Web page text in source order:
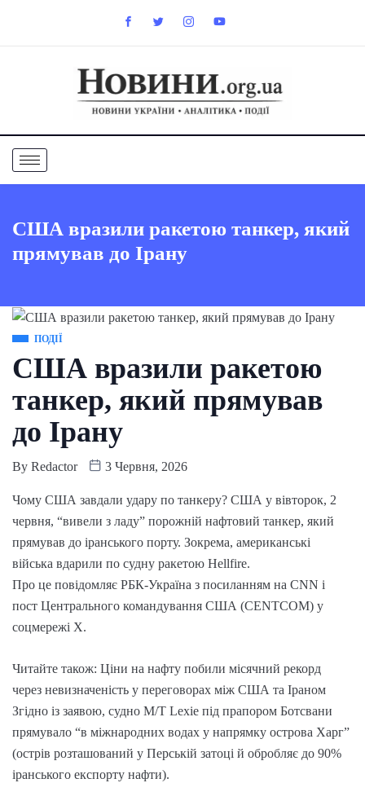
США вразили ракетою танкер, який
прямував до Ірану
ПОДІЇ
США вразили ракетою
танкер, який прямував
до Ірану
By Redactor 3 Червня, 2026
Чому США завдали удару по танкеру? США у вівторок, 2
червня, “вивели з ладу” порожній нафтовий танкер, який
прямував до іранського порту. Зокрема, американські
війська вдарили по судну ракетою Hellfire.
Про це повідомляє РБК-Україна з посиланням на CNN і
пост Центрального командування США (CENTCOM) у
соцмережі Х.
Читайте також: Ціни на нафту побили місячний рекорд
через невизначеність у переговорах між США та Іраном
Згідно із заявою, судно M/T Lexie під прапором Ботсвани
прямувало “в міжнародних водах у напрямку острова Харг”
(острів розташований у Перській затоці й обробляє до 90%
іранського експорту нафти).